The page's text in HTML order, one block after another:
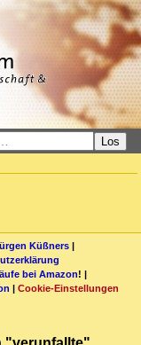
Los
Küßners |
bei Amazon! |
| Cookie-Einstellungen